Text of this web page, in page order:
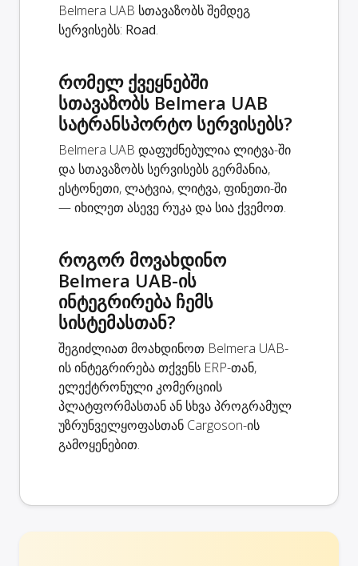
Belmera UAB სთავაზობს შემდეგ
სერვისებს: Road.
რომელ ქვეყნებში
სთავაზობს Belmera UAB
სატრანსპორტო სერვისებს?
Belmera UAB დაფუძნებულია ლიტვა-ში
და სთავაზობს სერვისებს გერმანია,
ესტონეთი, ლატვია, ლიტვა, ფინეთი-ში
— იხილეთ ასევე რუკა და სია ქვემოთ.
როგორ მოვახდინო
Belmera UAB-ის
ინტეგრირება ჩემს
სისტემასთან?
შეგიძლიათ მოახდინოთ Belmera UAB-
ის ინტეგრირება თქვენს ERP-თან,
ელექტრონული კომერციის
პლატფორმასთან ან სხვა პროგრამულ
უზრუნველყოფასთან Cargoson-ის
გამოყენებით.